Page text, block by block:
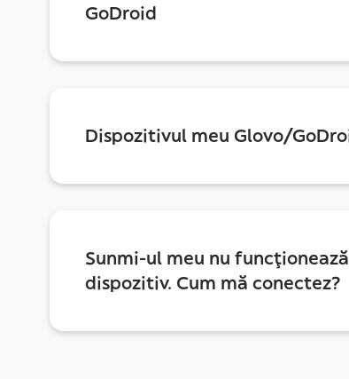
GoDroid
Dispozitivul meu Glovo/
Sunmi-ul meu nu
dispozitiv. Cum mă conectez?